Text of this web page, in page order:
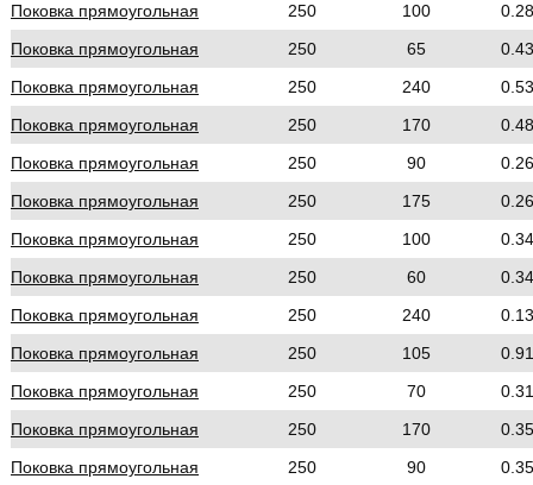
Поковка прямоугольная 250 100
0.28
Поковка прямоугольная
250 65
0.43
Поковка прямоугольная
250 240
0.53
Поковка прямоугольная
250 170
0.48
Поковка прямоугольная
250 90
0.26
Поковка прямоугольная
250 175
0.26
Поковка прямоугольная
250 100
0.34
Поковка прямоугольная
250 60
0.34
Поковка прямоугольная
250 240
0.13
Поковка прямоугольная
250 105
0.91
Поковка прямоугольная
250 70
0.31
Поковка прямоугольная
250 170
0.35
Поковка прямоугольная
250 90 0.35